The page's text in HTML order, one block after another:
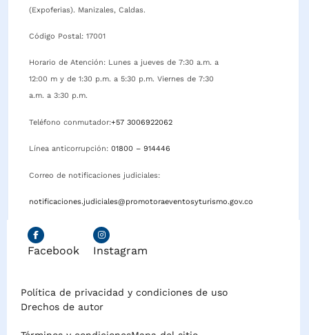
(Expoferias). Manizales, Caldas.
Código Postal: 17001
Horario de Atención: Lunes a jueves de 7:30 a.m. a
12:00 m y de 1:30 p.m. a 5:30 p.m. Viernes de 7:30
a.m. a 3:30 p.m.
Teléfono conmutador:+57 3006922062
Línea anticorrupción: 01800 – 914446
Correo de notificaciones judiciales:
notificaciones.judiciales@promotoraeventosyturismo.gov.co
Facebook Instagram
Política de privacidad y condiciones de uso
Drechos de autor